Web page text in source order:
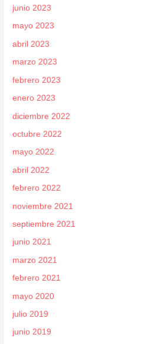
junio 2023
mayo 2023
abril 2023
marzo 2023
febrero 2023
enero 2023
diciembre 2022
octubre 2022
mayo 2022
abril 2022
febrero 2022
noviembre 2021
septiembre 2021
junio 2021
marzo 2021
febrero 2021
mayo 2020
julio 2019
junio 2019